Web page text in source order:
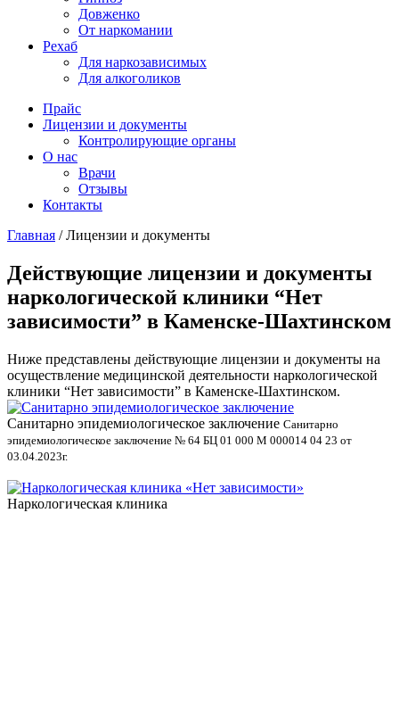
Довженко
От наркомании
Рехаб
Для наркозависимых
Для алкоголиков
Прайс
Лицензии и документы
Контролирующие органы
О нас
Врачи
Отзывы
Контакты
Главная /Лицензии и документы
Действующие лицензии и документы
наркологической клиники “Нет
зависимости” в Каменске-Шахтинском
Ниже представлены действующие лицензии и документы на
осуществление медицинской деятельности наркологической
клиники “Нет зависимости” в Каменске-Шахтинском.
Санитарно эпидемиологическое заключение Санитарно
эпидемиологическое заключение № 64 БЦ 01 000 М 000014 04 23 от
03.04.2023г.
Наркологическая клиника